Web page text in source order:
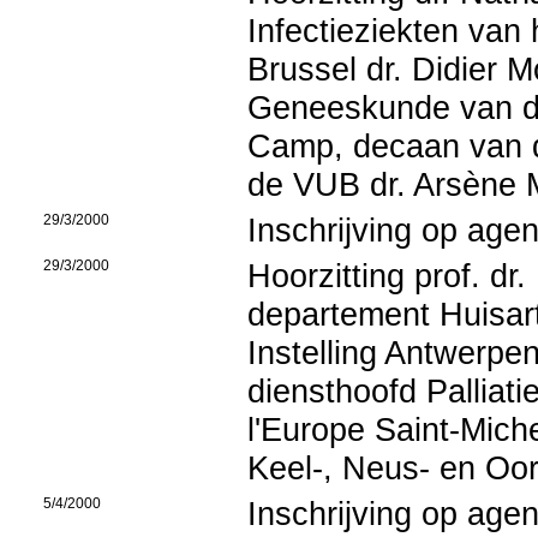
Infectieziekten van
Brussel dr. Didier
Geneeskunde van
Camp, decaan van
de VUB dr. Arsène
29/3/2000 Inschrijving op
29/3/2000
Hoorzitting prof.
departement
Instelling
diensthoofd
l'Europe Saint-
Keel-, Neus- en
5/4/2000 Inschrijving op